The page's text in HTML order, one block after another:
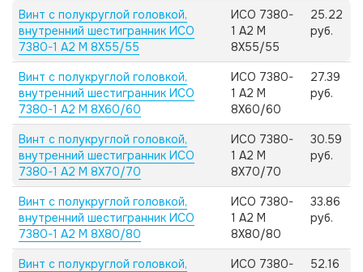
Винт с полукруглой головкой,
внутренний шестигранник ИСО
7380-1 А2 M 8X55/55
ИСО 7380-
1 А2 M
8X55/55
25.22
руб.
Винт с полукруглой головкой,
внутренний шестигранник ИСО
7380-1 А2 M 8X60/60
ИСО 7380-
1 А2 M
8X60/60
27.39
руб.
Винт с полукруглой головкой,
внутренний шестигранник ИСО
7380-1 А2 M 8X70/70
ИСО 7380-
1 А2 M
8X70/70
30.59
руб.
Винт с полукруглой головкой,
внутренний шестигранник ИСО
7380-1 А2 M 8X80/80
ИСО 7380-
1 А2 M
8X80/80
33.86
руб.
Винт с полукруглой головкой,
ИСО 7380-
52.16